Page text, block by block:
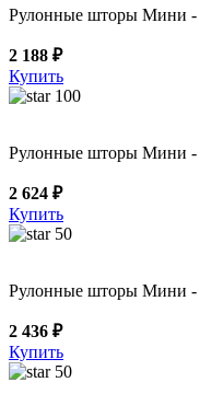
Рулонные шторы Мини -
2 188 ₽
Купить
100
Рулонные шторы Мини
2 624 ₽
Купить
50
Рулонные шторы Мини
2 436 ₽
Купить
50